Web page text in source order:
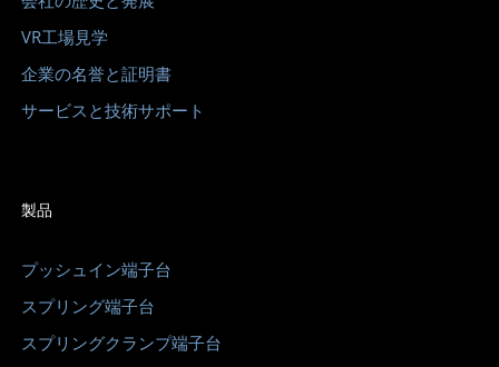
VR工場見学
企業の名誉と証明書
サービスと技術サポート
製品
プッシュイン端​​子台
スプリング端子台
スプリングクランプ端子台